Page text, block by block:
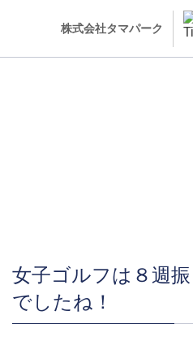
株式会社タマパーク
女子ゴルフは８週
でしたね！